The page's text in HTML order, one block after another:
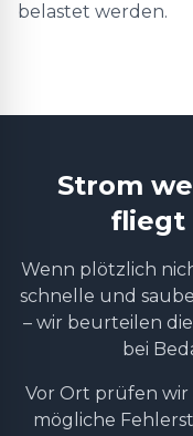
belastet werden.
Strom
fliegt
Wenn plötzlich
schnelle und
– wir beurteilen
bei
Vor Ort prüfen wir
mögliche